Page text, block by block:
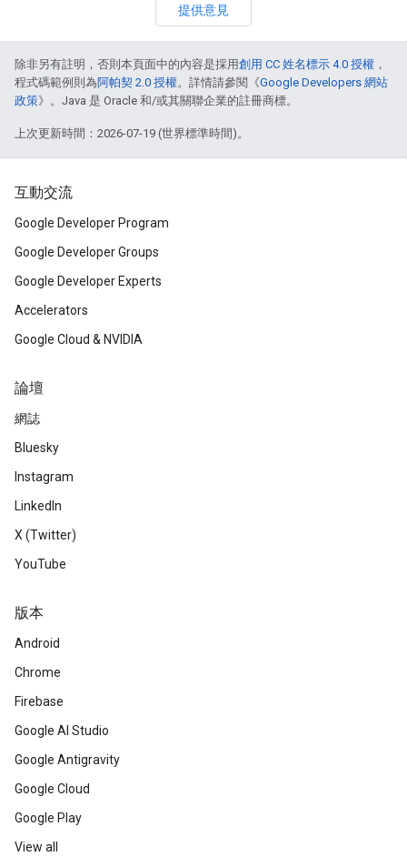
提供意見
除非另有註明，否則本頁面中的內容是採用創用 CC 姓名標示 4.0 授權 ，
程式碼範例則為阿帕契 2.0 授權。詳情請參閱《Google Developers 網站
政策》。Java 是 Oracle 和/或其關聯企業的註冊商標。
上次更新時間：2026-07-19 (世界標準時間)。
互動交流
Google Developer Program
Google Developer Groups
Google Developer Experts
Accelerators
Google Cloud & NVIDIA
論壇
網誌
Bluesky
Instagram
LinkedIn
X (Twitter)
YouTube
版本
Android
Chrome
Firebase
Google AI Studio
Google Antigravity
Google Cloud
Google Play
View all